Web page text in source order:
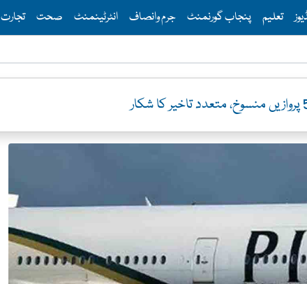
Thisتعلیم پنجاب گورنمنٹ جرم وانصاف انٹرٹینمنٹ صحت تجارت